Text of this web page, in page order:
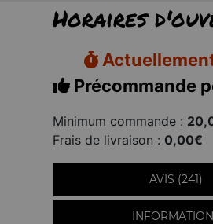
Horaires
Précommande
Minimum commande :
Frais de livraison : 0,00€
AVIS (241)